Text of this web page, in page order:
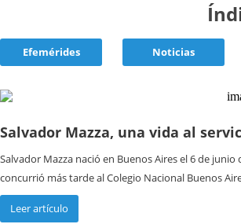
Efemérides Noticias
Salvador Mazza, una vida al
Salvador Mazza nació en Buenos Aires el 6 de
concurrió más tarde al Colegio Nacional Buenos
Leer artículo